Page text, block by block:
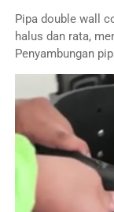
Pipa double wall
halus dan rata,
Penyambungan